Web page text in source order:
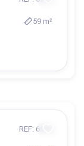
59 m²
REF: 6576